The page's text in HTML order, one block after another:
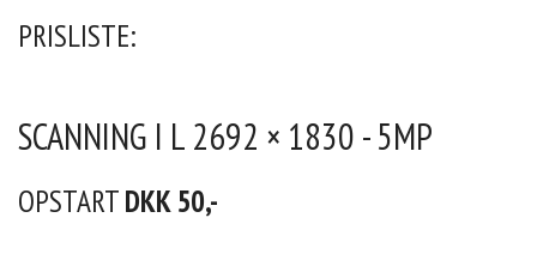
PRISLISTE:
SCANNING I L 2692 × 1830 - 5MP
OPSTARTDKK 50,-